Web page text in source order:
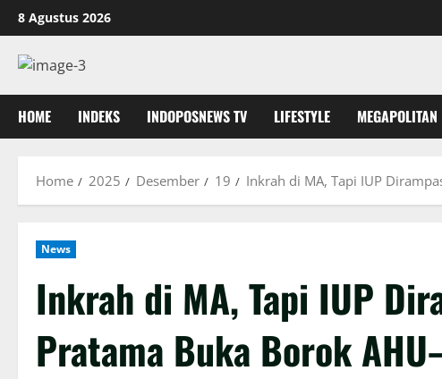
Skip
to
content
8 Agustus 2026
HOME INDEKS INDOPOSNEWS TV LIFESTYLE MEGAPOLITAN
Home 2025 Desember 19 Inkrah di MA, Tapi IUP
News
Inkrah di MA, Tapi IUP
Pratama Buka Borok